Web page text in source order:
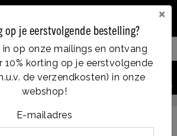
×
op je eerstvolgende bestelling?
in op onze mailings en ontvang
10% korting op je eerstvolgende
de verzendkosten) in onze
webshop!
E-mailadres
14:00u besteld = dezelfde dag verzonden
Filter your products
Winkelwagen